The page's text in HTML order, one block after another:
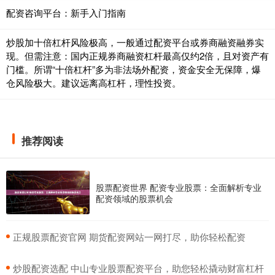
配资咨询平台：新手入门指南
炒股加十倍杠杆风险极高，一般通过配资平台或券商融资融券实
现。但需注意：国内正规券商融资杠杆最高仅约2倍，且对资产有
门槛。所谓“十倍杠杆”多为非法场外配资，资金安全无保障，爆
仓风险极大。建议远离高杠杆，理性投资。
推荐阅读
股票配资世界 配资专业股票：全面解析专业
配资领域的股票机会
​正规股票配资官网 期货配资网站一网打尽，助你轻松配资
​炒股配资选配 中山专业股票配资平台，助您轻松撬动财富杠杆